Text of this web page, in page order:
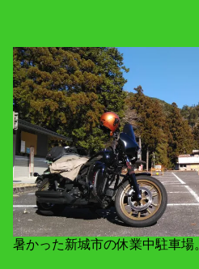
暑かった新城市の休業中駐車場。